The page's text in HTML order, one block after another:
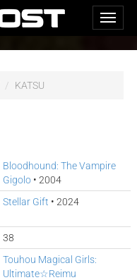
KATSU
Bloodhound: The Vampire
Gigolo • 2004
Stellar Gift • 2024
38
Touhou Magical Girls:
Ultimate☆Reimu